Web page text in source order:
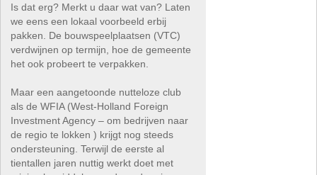
Is dat erg? Merkt u daar wat van? Laten
we eens een lokaal voorbeeld erbij
pakken. De bouwspeelplaatsen (VTC)
verdwijnen op termijn, hoe de gemeente
het ook probeert te verpakken.
Maar een aangetoonde nutteloze club
als de WFIA (West-Holland Foreign
Investment Agency – om bedrijven naar
de regio te lokken ) krijgt nog steeds
ondersteuning. Terwijl de eerste al
tientallen jaren nuttig werkt doet met